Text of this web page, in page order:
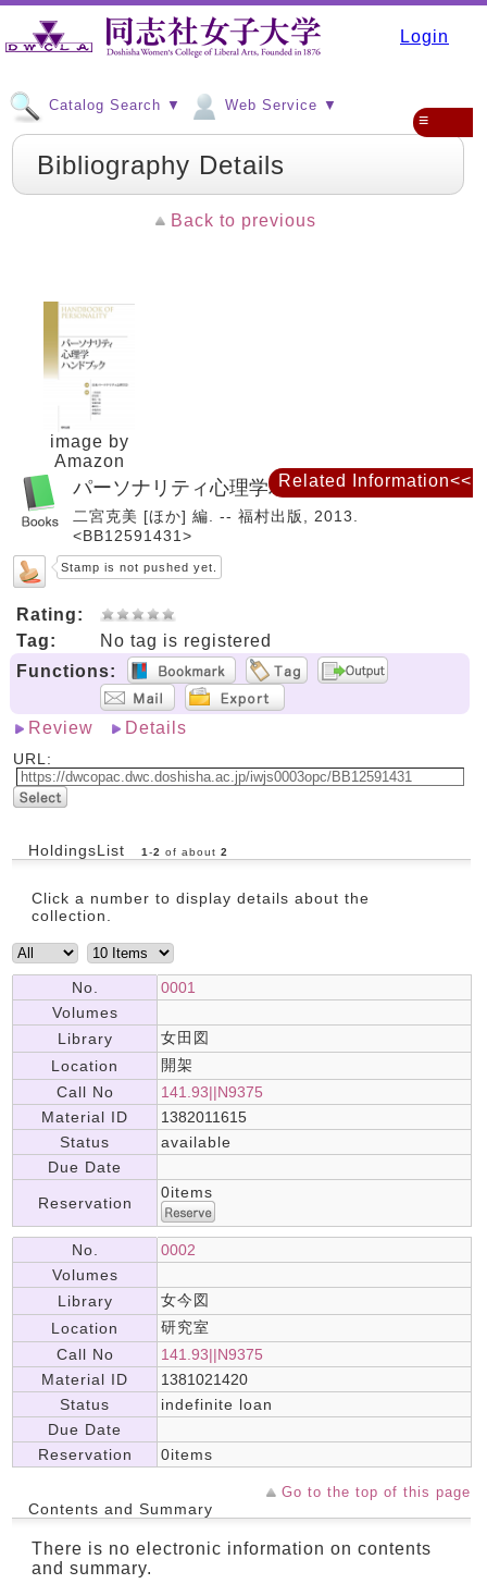
Login
Catalog Search ▼ Web Service ▼
≡
Bibliography Details
Back to previous
image by
Amazon
パーソナリティ心理学ハンドブック
二宮克美 [ほか] 編. -- 福村出版, 2013.
<BB12591431>
Stamp is not pushed yet.
Rating:
Tag:
No tag is registered
Functions:
Review Details
URL:
HoldingsList 1 -2 of about 2
Click a number to display details about the
collection.
No.
0001
Volumes
Library
女田図
Location
開架
Call No
141.93||N9375
Material ID
1382011615
Status
available
Due Date
Reservation
0items
No.
0002
Volumes
Library
女今図
Location
研究室
Call No
141.93||N9375
Material ID
1381021420
Status
indefinite loan
Due Date
Reservation
0items
Go to the top of this page
Contents and Summary
There is no electronic information on contents
and summary.
Related Information<<